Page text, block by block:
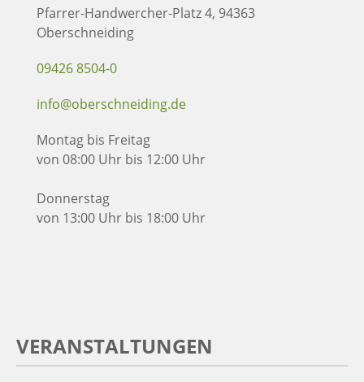
Pfarrer-Handwercher-Platz 4, 94363
Oberschneiding
09426 8504-0
info@oberschneiding.de
Montag bis Freitag
von 08:00 Uhr bis 12:00 Uhr
Donnerstag
von 13:00 Uhr bis 18:00 Uhr
VERANSTALTUNGEN